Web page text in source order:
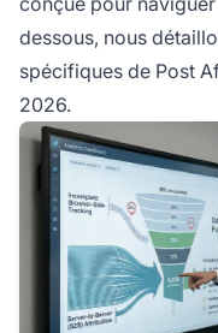
dessous, nous
spécifiques de Post
2026.